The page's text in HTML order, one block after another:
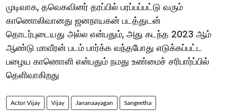
முடிவாக, தவெகவினர் தரப்பில் பரப்பப்பட்டு வரும்
காணொலிவானது ஜனநாயகன் படத்துடன்
தொடர்புடையது அல்ல என்பதும், அது கடந்த 2023 ஆம்
ஆண்டு மாவீரன் படம் பார்க்க வந்தபோது எடுக்கப்பட்ட
பழைய காணொளி என்பதும் நமது உண்மைச் சரிபார்ப்பில்
தெளிவாகிறது
Actor Vijay Vijay Jananaayagan Sangeetha